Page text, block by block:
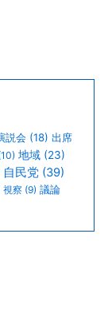
説会 (18) 出席
地域 (23)
自民党 (39)
視察 (9) 議論